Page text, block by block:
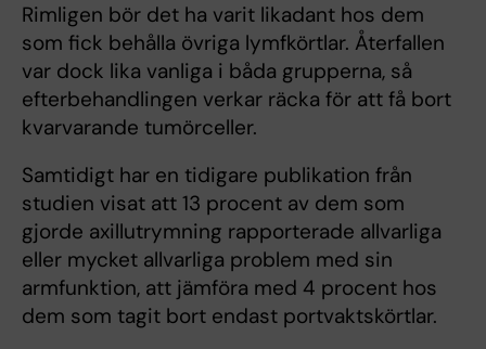
Rimligen bör det ha varit likadant hos dem
som fick behålla övriga lymfkörtlar. Återfallen
var dock lika vanliga i båda grupperna, så
efterbehandlingen verkar räcka för att få bort
kvarvarande tumörceller.
Samtidigt har en tidigare publikation från
studien visat att 13 procent av dem som
gjorde axillutrymning rapporterade allvarliga
eller mycket allvarliga problem med sin
armfunktion, att jämföra med 4 procent hos
dem som tagit bort endast portvaktskörtlar.